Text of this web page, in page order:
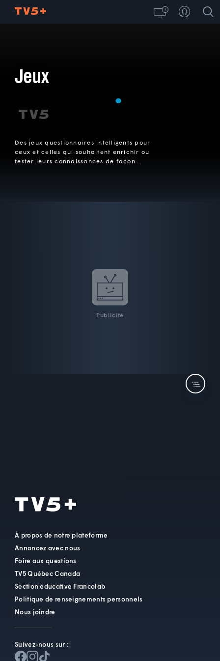
Jeux
Des jeux questionnaires intelligents pour
ceux et celles qui souhaitent enrichir ou
tester leurs connaissances de façon
Publicité
À propos de notre plateforme
Annoncez avec nous
Foire aux questions
TV5 Québec Canada
Section éducative Francolab
Politique de renseignements personnels
Nous joindre
Suivez-nous sur :